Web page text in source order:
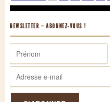
NEWSLETTER – ABONNEZ-VOUS !